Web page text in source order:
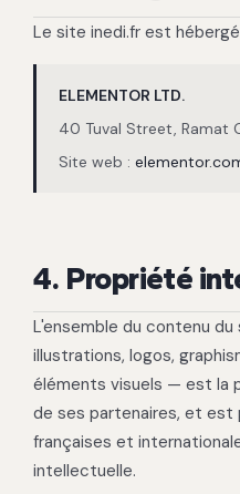
Le site inedi.fr est
ELEMENTOR LTD.
40 Tuval Street, Ramat
Site web :
4. Propriété
L'ensemble du contenu
illustrations, logos,
éléments visuels — est la
de ses partenaires, et est
françaises et
intellectuelle.